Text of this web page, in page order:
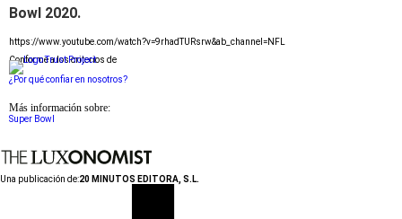
Bowl 2020.
https://www.youtube.com/watch?v=9rhadTURsrw&ab_channel=NFL
Conforme a los criterios de
¿Por qué confiar en nosotros?
Más información sobre:
Super Bowl
Una publicación de:20 MINUTOS EDITORA, S.L.